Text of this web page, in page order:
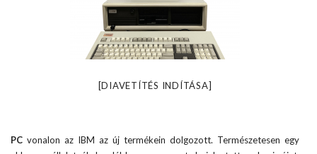
[DIAVETÍTÉS INDÍTÁSA]
PC vonalon az IBM az új termékein dolgozott. Természetesen egy